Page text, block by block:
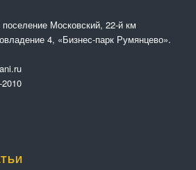
Московский, 22-й км
4, «Бизнес-парк Румянцево».